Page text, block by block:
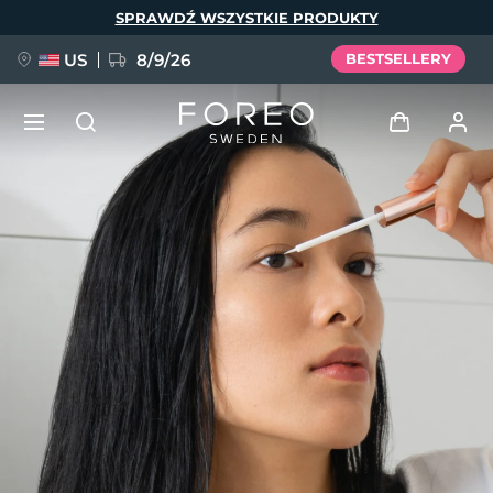
SPRAWDŹ WSZYSTKIE PRODUKTY
US 8/9/26 BESTSELLERY
Zaloguj
Profil użytkownika
Moje urządzenia
Moje zamówienia
Moje adresy
Moje subskrypcje
NOWOŚĆ
FAQ™ Pure Beauty-Tech Elixir
BREAKING NEWS
issa™ Teeth Whitening Set
Język
English Deutsch
Español
Français
Italiano
Português
Polski
Svenska
Русский
Türkçe
简体中文 繁體中文